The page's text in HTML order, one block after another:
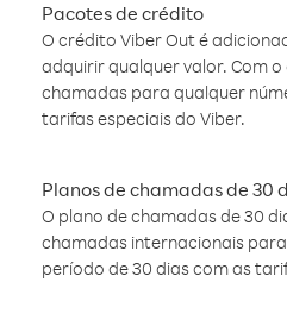
Pacotes de crédito
O crédito Viber Out é
adquirir qualquer valor. Com
chamadas para qualquer
tarifas especiais do Viber.
Planos de chamadas de 30
O plano de chamadas de 30
chamadas internacionais
período de 30 dias com as